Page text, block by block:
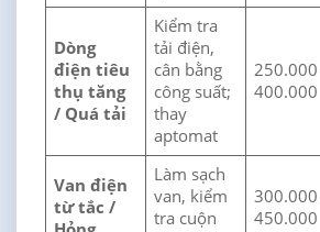
Dòng
điện tiêu
thụ tăng
/ Quá tải
Kiểm tra
tải điện,
cân bằng
công suất;
thay
aptomat
250.000
400.000
Van điện
từ tắc /
Làm sạch
van, kiểm
tra cuộn
300.000
450.000